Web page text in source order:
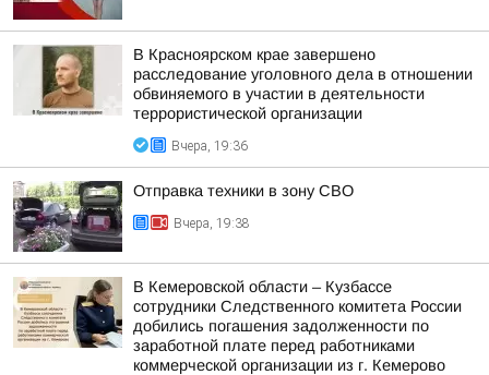
В Красноярском крае завершено
расследование уголовного дела в отношении
обвиняемого в участии в деятельности
террористической организации
Вчера, 19:36
Отправка техники в зону СВО
Вчера, 19:38
В Кемеровской области – Кузбассе
сотрудники Следственного комитета России
добились погашения задолженности по
заработной плате перед работниками
коммерческой организации из г. Кемерово